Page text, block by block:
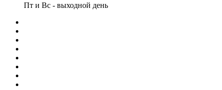
Пт и Вс - выходной день